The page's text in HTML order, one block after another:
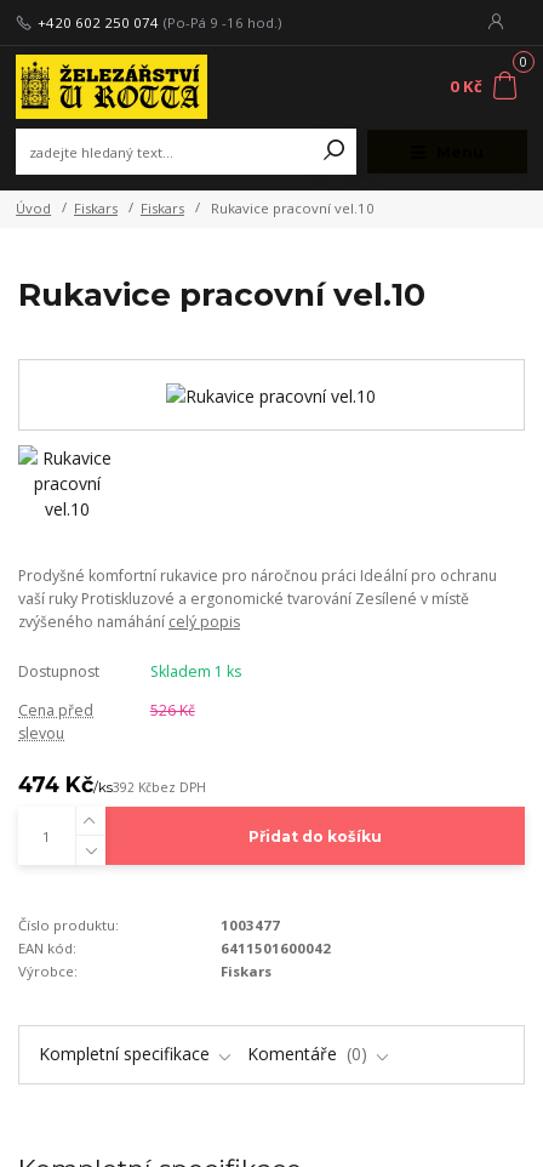
+420 602 250 074 (Po-Pá 9 -16 hod.)
0
0 Kč
Úvod Fiskars Fiskars Rukavice pracovní vel.10
Rukavice pracovní vel.10
Prodyšné komfortní rukavice pro náročnou práci Ideální pro ochranu
vaší ruky Protiskluzové a ergonomické tvarování Zesílené v místě
zvýšeného namáhání celý popis
Dostupnost
Skladem 1 ks
Cena před
slevou
526 Kč
474 Kč/ks392 Kčbez DPH
Přidat do košíku
Číslo produktu:
1003477
EAN kód:
6411501600042
Výrobce:
Fiskars
Kompletní specifikace Komentáře 0